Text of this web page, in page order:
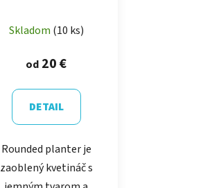
Skladom (10 ks)
od 20 €
DETAIL
Rounded planter je
zaoblený kvetináč s